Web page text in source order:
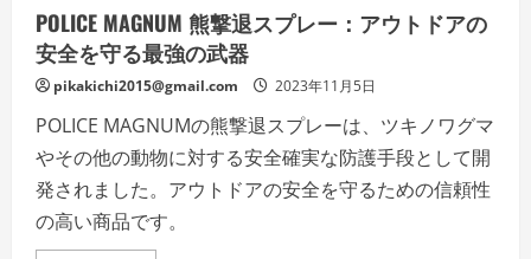
ベ
ル
熊
撃
退:
大
量
で
確
実
な
安
全
対
POLICE MAGNUM 熊撃退スプレー：アウトドアの
安全を守る最強の武器
pikakichi2015@gmail.com 2023年11月5日
POLICE MAGNUMの熊撃退スプレーは、ツキノワグマ
やその他の動物に対する安全確実な防護手段として開
発されました。アウトドアの安全を守るための信頼性
の高い商品です。